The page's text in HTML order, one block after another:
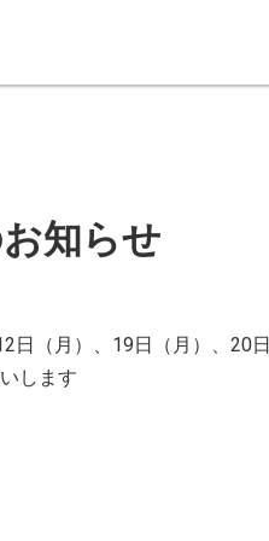
知らせ
日（月）、19日（月）、20
します